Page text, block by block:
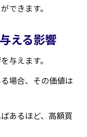
できます。
える影響
与えます。
場合、その価値は
あるほど、高額買